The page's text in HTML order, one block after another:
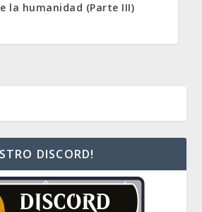
la humanidad (Parte III)
DISCORD!